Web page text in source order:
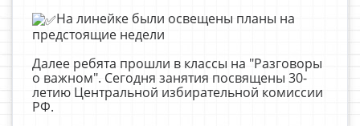
На линейке были освещены планы на
предстоящие недели
Далее ребята прошли в классы на "Разговоры
о важном". Сегодня занятия посвящены 30-
летию Центральной избирательной комиссии
РФ.